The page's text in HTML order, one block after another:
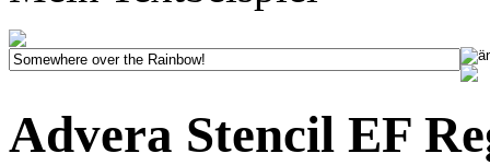
Advera Stencil EF